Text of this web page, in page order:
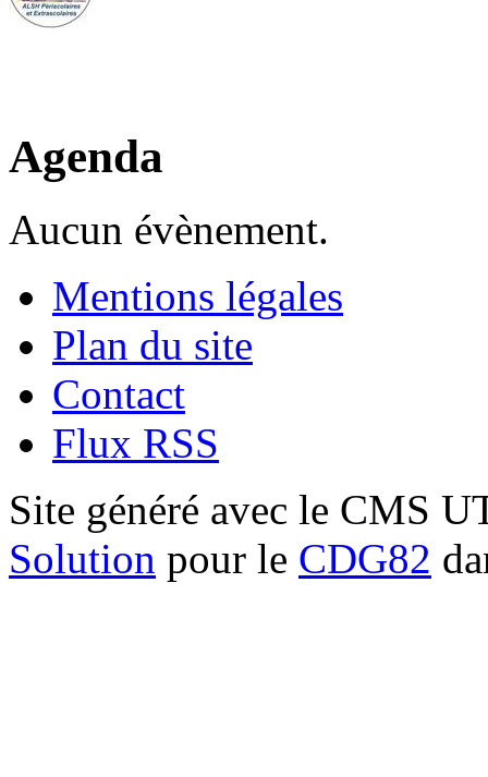
Agenda
Aucun évènement.
Mentions légales
Plan du site
Contact
Flux RSS
Site généré avec le CMS
Solution pour le CDG82